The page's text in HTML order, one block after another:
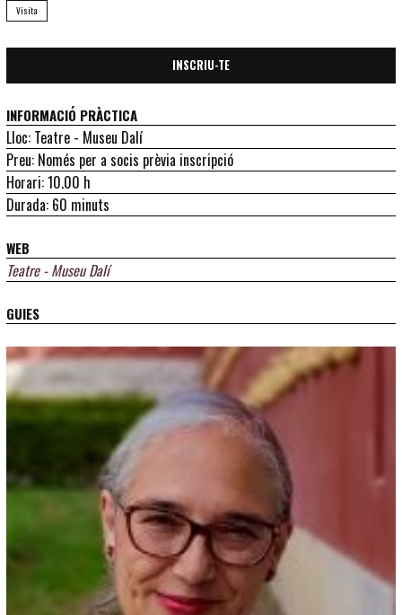
Visita
INSCRIU-TE
INFORMACIÓ PRÀCTICA
Lloc: Teatre - Museu Dalí
Preu: Només per a socis prèvia inscripció
Horari: 10.00 h
Durada: 60 minuts
WEB
Teatre - Museu Dalí
GUIES